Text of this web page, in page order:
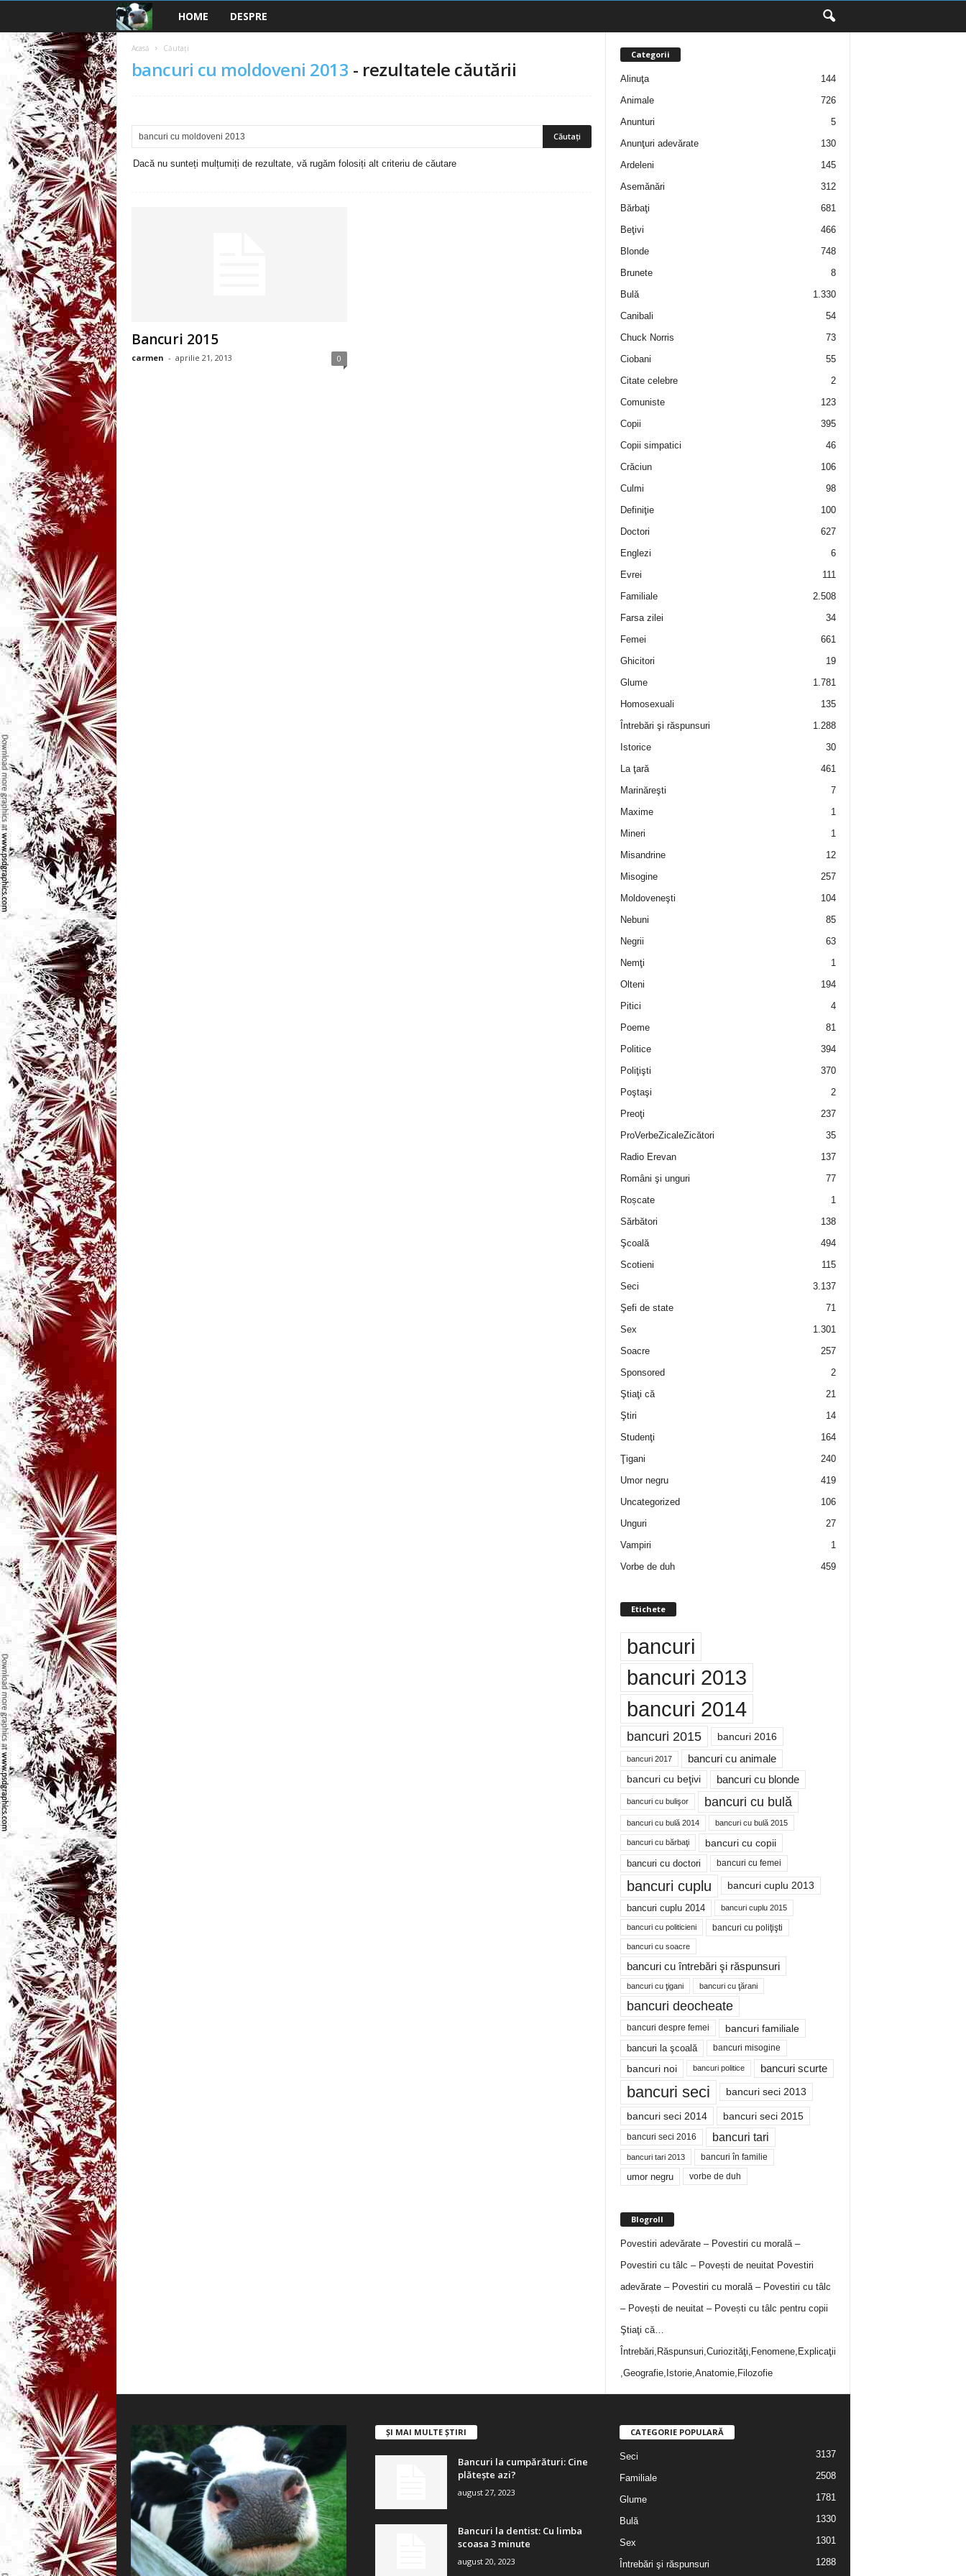
a
n
u
HOME DESPRE
Acasă Căutați
bancuri cu moldoveni 2013 - rezultatele căutării
Dacă nu sunteți mulțumiți de rezultate, vă rugăm folosiți alt criteriu de căutare
Bancuri 2015
carmen - aprilie 21, 2013 0
Categorii
Alinuţa
144
Animale
726
Anunturi
5
Anunţuri adevărate
130
Ardeleni
145
Asemănări
312
Bărbaţi
681
Beţivi
466
Blonde
748
Brunete
8
Bulă
1.330
Canibali
54
Chuck Norris
73
Ciobani
55
Citate celebre
2
Comuniste
123
Copii
395
Copii simpatici
46
Crăciun
106
Culmi
98
Definiţie
100
Doctori
627
Englezi
6
Evrei
111
Familiale
2.508
Farsa zilei
34
Femei
661
Ghicitori
19
Glume
1.781
Homosexuali
135
Întrebări şi răspunsuri
1.288
Istorice
30
La ţară
461
Marinăreşti
7
Maxime
1
Mineri
1
Misandrine
12
Misogine
257
Moldoveneşti
104
Nebuni
85
Negrii
63
Nemţi
1
Olteni
194
Pitici
4
Poeme
81
Politice
394
Poliţişti
370
Poştaşi
2
Preoţi
237
ProVerbeZicaleZicători
35
Radio Erevan
137
Români şi unguri
77
Roșcate
1
Sărbători
138
Şcoală
494
Scotieni
115
Seci
3.137
Şefi de state
71
Sex
1.301
Soacre
257
Sponsored
2
Ştiaţi că
21
Ştiri
14
Studenţi
164
Ţigani
240
Umor negru
419
Uncategorized
106
Unguri
27
Vampiri
1
Vorbe de duh
459
Etichete
bancuri
bancuri 2013
bancuri 2014
bancuri 2015 bancuri 2016
bancuri 2017 bancuri cu animale
bancuri cu beţivi bancuri cu blonde
bancuri cu bulişor bancuri cu bulă
bancuri cu bulă 2014 bancuri cu bulă 2015
bancuri cu bărbaţi bancuri cu copii
bancuri cu doctori bancuri cu femei
bancuri cuplu bancuri cuplu 2013
bancuri cuplu 2014 bancuri cuplu 2015
bancuri cu politicieni bancuri cu poliţişti
bancuri cu soacre
bancuri cu întrebări şi răspunsuri
bancuri cu ţigani bancuri cu ţărani
bancuri deocheate
bancuri despre femei bancuri familiale
bancuri la şcoală bancuri misogine
bancuri noi bancuri politice bancuri scurte
bancuri seci bancuri seci 2013
bancuri seci 2014 bancuri seci 2015
bancuri seci 2016 bancuri tari
bancuri tari 2013 bancuri în familie
umor negru vorbe de duh
Blogroll
Povestiri adevărate – Povestiri cu morală –
Povestiri cu tâlc – Povești de neuitatPovestiri
adevărate – Povestiri cu morală – Povestiri cu tâlc
– Povești de neuitat – Povești cu tâlc pentru copii
Ştiaţi că…
Întrebări,Răspunsuri,Curiozităţi,Fenomene,Explicaţii
,Geografie,Istorie,Anatomie,Filozofie
ȘI MAI MULTE ȘTIRI
Bancuri la cumpărături: Cine
plătește azi?
august 27, 2023
Bancuri la dentist: Cu limba
scoasa 3 minute
august 20, 2023
CATEGORIE POPULARĂ
Seci 3137
Familiale 2508
Glume 1781
Bulă 1330
Sex 1301
Întrebări şi răspunsuri 1288